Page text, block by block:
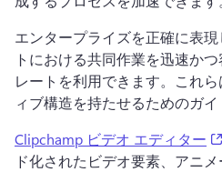
エンタープライズを正確に表
トにおける共同作業を迅速か
レートを利用できます。 これ
ィブ構造を持たせるためのガイ
Clipchamp ビデオ エディター
ド化されたビデオ要素、アニ